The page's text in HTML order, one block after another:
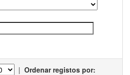
| Ordenar registos por: